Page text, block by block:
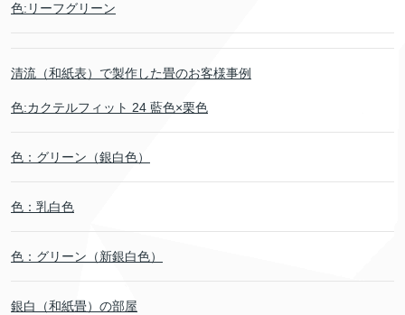
色:リーフグリーン
清流（和紙表）で製作した畳のお客様事例
色:カクテルフィット 24 藍色×栗色
色：グリーン（銀白色）
色：乳白色
色：グリーン（新銀白色）
銀白（和紙畳）の部屋